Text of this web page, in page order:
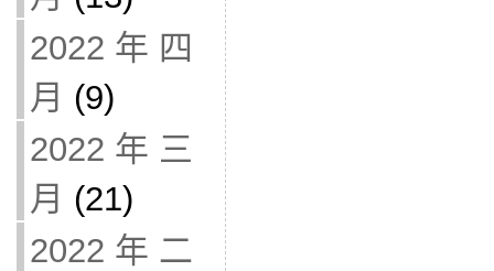
2022 年 四
月 (9)
2022 年 三
月 (21)
2022 年 二